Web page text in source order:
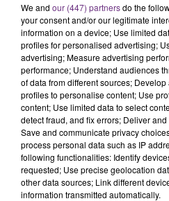
L'INSPECTION DU
L'ORDRE SUR LES
Alors que les dates de
s'est avéré être plus
l'inspection du Travail en
les conditions de...
TITRES DIFFUSÉS
0h16
0h16
We and our (447) partnersdo the
your consent and/or our legitimate
information on a device; Use limited
profiles for personalised advertising;
advertising; Measure advertising
performance; Understand audiences
of data from different sources;
profiles to personalise content; Use
content; Use limited data to select
detect fraud, and fix errors; Deliver
Save and communicate privacy
process personal data such as IP
following functionalities: Identify
requested; Use precise geolocation
other data sources; Link different
information transmitted automatically.